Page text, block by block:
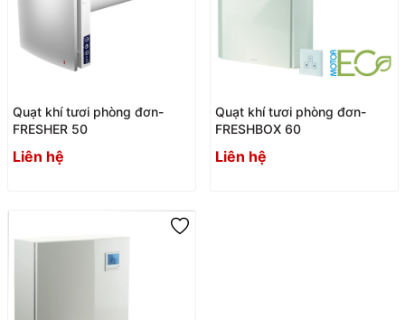
Quạt khí tươi phòng đơn-
FRESHER 50
Liên hệ
Quạt khí tươi phòng đơn-
FRESHBOX 60
Liên hệ